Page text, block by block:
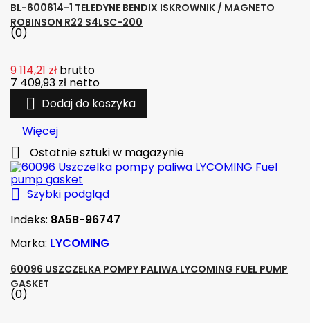
BL-600614-1 TELEDYNE BENDIX ISKROWNIK / MAGNETO
ROBINSON R22 S4LSC-200
(0)
9 114,21 zł brutto
7 409,93 zł netto
 Dodaj do koszyka
Więcej
 Ostatnie sztuki w magazynie
 Szybki podgląd
Indeks: 8A5B-96747
Marka: LYCOMING
60096 USZCZELKA POMPY PALIWA LYCOMING FUEL PUMP
GASKET
(0)